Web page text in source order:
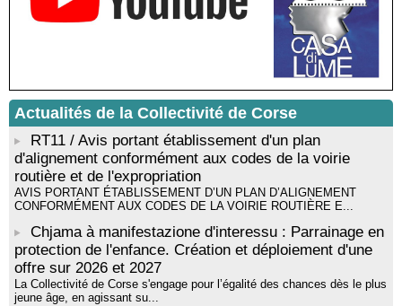
Mise en musique d’un livre jeunesse par Annik Meschinet,
musicienne pédagogue : Ateliers d’expression sonore, vocale,
rythmique et corporelle - Mediateca territuriale di Santa Lucia di
! Événement reporté ! Cycle de conférences peinture animé
par Alexandre Dominati - Mediateca territuriale di Santa Lucia di
Tallà
Actualités de la Collectivité de Corse
RT11 / Avis portant établissement d'un plan
d'alignement conformément aux codes de la voirie
routière et de l'expropriation
AVIS PORTANT ÉTABLISSEMENT D’UN PLAN D’ALIGNEMENT
CONFORMÉMENT AUX CODES DE LA VOIRIE ROUTIÈRE E...
Chjama à manifestazione d'interessu : Parrainage en
protection de l'enfance. Création et déploiement d'une
offre sur 2026 et 2027
La Collectivité de Corse s'engage pour l’égalité des chances dès le plus
jeune âge, en agissant su...